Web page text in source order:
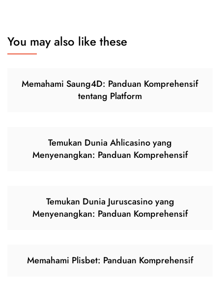
You may also like these
Memahami Saung4D: Panduan Komprehensif
tentang Platform
Temukan Dunia Ahlicasino yang
Menyenangkan: Panduan Komprehensif
Temukan Dunia Juruscasino yang
Menyenangkan: Panduan Komprehensif
Memahami Plisbet: Panduan Komprehensif